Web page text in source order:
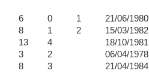
6 0 1 21/06/1980
8 1 2 15/03/1982
13 4 18/10/1981
3 2 06/04/1978
8 3 21/04/1984